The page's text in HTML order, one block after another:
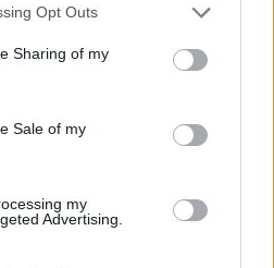
Opt Outs
Sharing of my
Sale of my
my
Advertising.
de modificación
de Ingeniería
de un millón trescientas
veinticuatro pesetas
de Gasto 015
por un valor de
(400.000 ptas).